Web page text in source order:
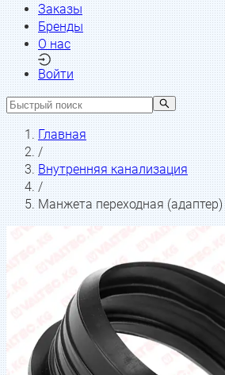
Заказы
Бренды
О нас
Войти
Главная
/
Внутренняя канализация
/
Манжета переходная